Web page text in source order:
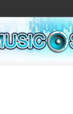
ข่าวด่วน
ละคร